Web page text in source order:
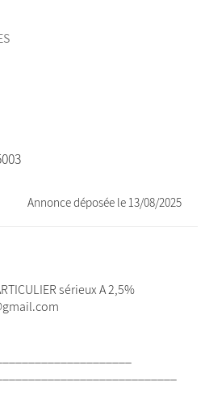
Annonce déposée le 13/08/2025
sérieux A 2,5%